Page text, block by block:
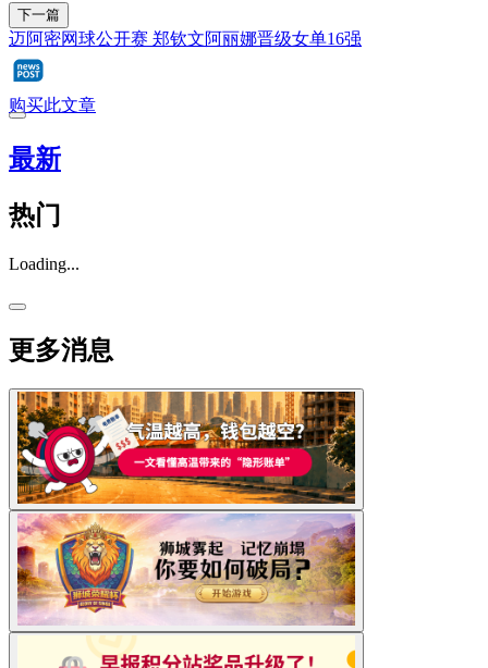
下一篇
迈阿密网球公开赛 郑钦文阿丽娜晋级女单16强
购买此文章
最新
热门
Loading...
更多消息